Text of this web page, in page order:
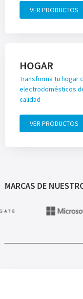
VER PRODUCTOS
HOGAR
Transforma tu hogar
electrodomésticos
calidad
VER PRODUCTOS
MARCAS DE